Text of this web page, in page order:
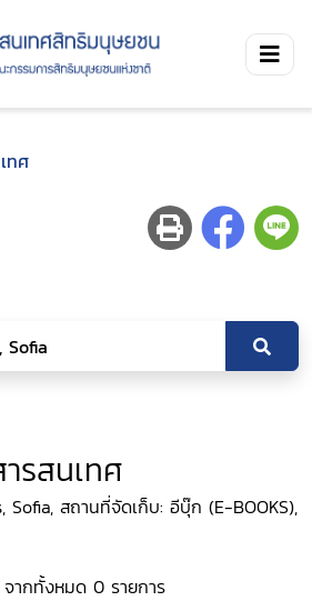
ทศ
รสนเทศ
สถานที่จัดเก็บ: อีบุ๊ก (E-BOOKS),
ากทั้งหมด 0 รายการ